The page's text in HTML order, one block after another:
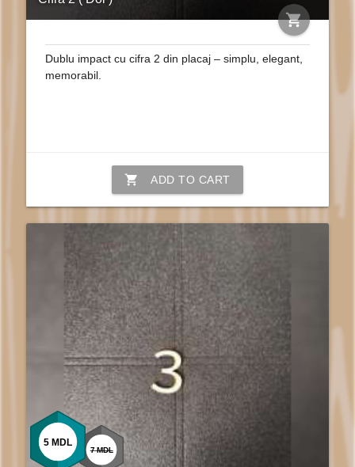
shopping_cart
Dublu impact cu cifra 2 din placaj – simplu, elegant,
memorabil.
shopping_cart ADD TO CART
5 MDL
7 MDL